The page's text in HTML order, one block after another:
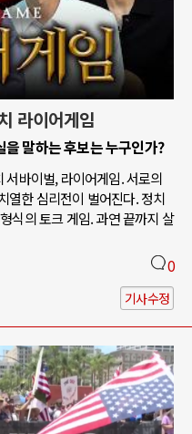
라이어게임
말하는 후보는 누구인가?
서바이벌, 라이어게임. 서로의
열한 심리전이 벌어진다. 정치
식의 토크 게임. 과연 끝까지 살
0
기사수정